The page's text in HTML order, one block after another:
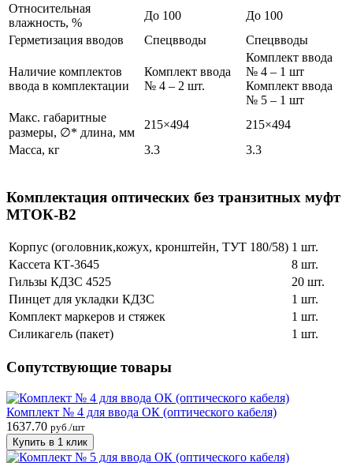
Относительная
влажность, %
До 100
До 100
Герметизация вводов
Спецвводы Спецвводы
Наличие комплектов
ввода в комплектации
Комплект ввода
№ 4 – 2 шт.
Комплект ввода
№ 4 – 1 шт
Комплект ввода
№ 5 – 1 шт
Макс. габаритные
размеры, ∅* длина, мм
215×494
215×494
Масса, кг
3.3 3.3
Комплектация оптических без транзитных муфт
МТОК-В2
Корпус (оголовник,кожух, кронштейн, ТУТ 180/58) 1 шт.
Кассета КТ-3645
8 шт.
Гильзы КДЗС 4525
20 шт.
Пинцет для укладки КДЗС
1 шт.
Комплект маркеров и стяжек
1 шт.
Силикагель (пакет)
1 шт.
Сопутствующие товары
Комплект № 4 для ввода ОК (оптического кабеля)
1637.70 руб./шт
Купить в 1 клик